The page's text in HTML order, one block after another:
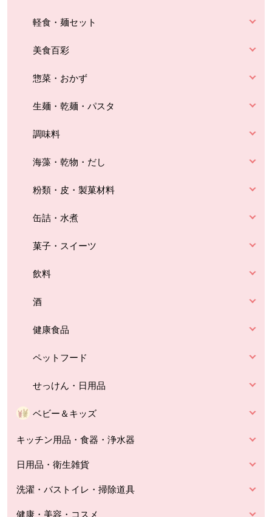
軽食・麺セット
美食百彩
惣菜・おかず
生麺・乾麺・パスタ
調味料
海藻・乾物・だし
粉類・皮・製菓材料
缶詰・水煮
菓子・スイーツ
飲料
酒
健康食品
ペットフード
せっけん・日用品
ベビー＆キッズ
キッチン用品・食器・浄水器
日用品・衛生雑貨
洗濯・バストイレ・掃除道具
健康・美容・コスメ